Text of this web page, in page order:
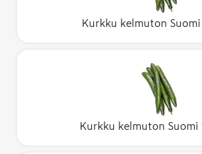
Kurkku kelmuton Suomi
Kurkku kelmuton Suomi